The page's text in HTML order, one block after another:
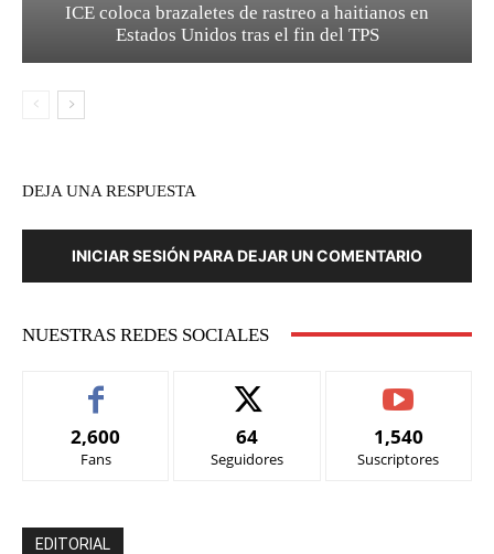
ICE coloca brazaletes de rastreo a haitianos en
Estados Unidos tras el fin del TPS
DEJA UNA RESPUESTA
INICIAR SESIÓN PARA DEJAR UN COMENTARIO
NUESTRAS REDES SOCIALES
2,600
Fans
64
Seguidores
1,540
Suscriptores
EDITORIAL